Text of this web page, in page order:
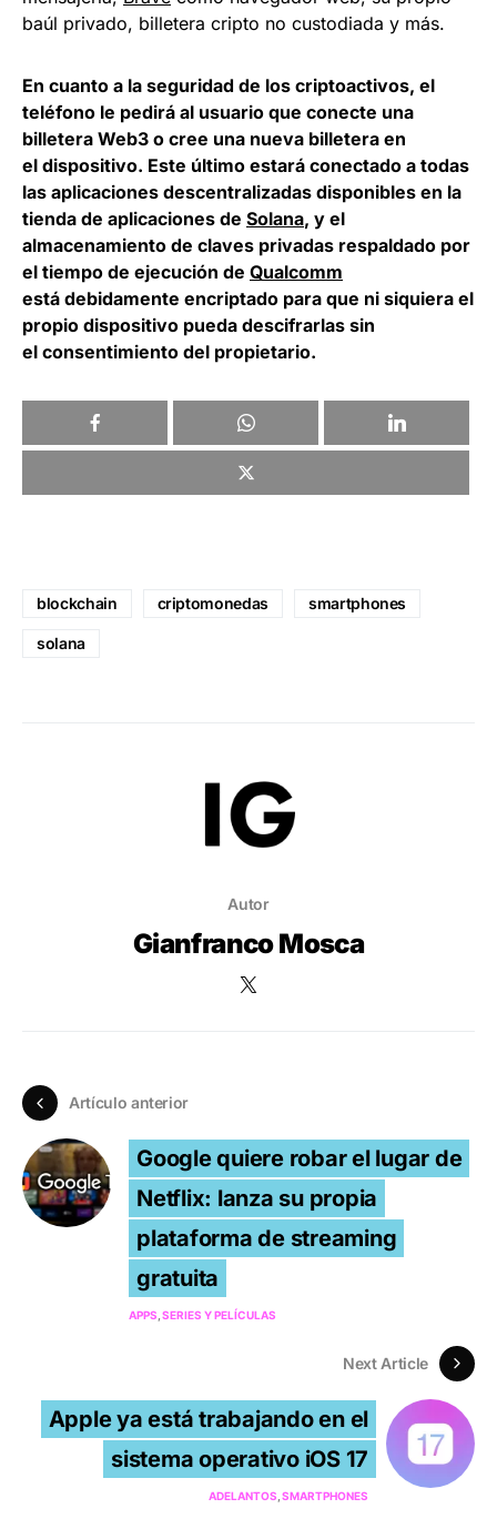
baúl privado, billetera cripto no custodiada y más.
En cuanto a la seguridad de los criptoactivos, el
teléfono le pedirá al usuario que conecte una
billetera Web3 o cree una nueva billetera en
el dispositivo. Este último estará conectado a todas
las aplicaciones descentralizadas disponibles en la
tienda de aplicaciones de Solana, y el
almacenamiento de claves privadas respaldado por
el tiempo de ejecución de Qualcomm
está debidamente encriptado para que ni siquiera el
propio dispositivo pueda descifrarlas sin
el consentimiento del propietario.
blockchain criptomonedas smartphones
solana
Autor
Gianfranco Mosca
Artículo anterior
Google quiere robar el lugar de
Netflix: lanza su propia
plataforma de streaming
gratuita
APPS SERIES Y PELÍCULAS
Next Article
Apple ya está trabajando en el
sistema operativo iOS 17
ADELANTOS SMARTPHONES